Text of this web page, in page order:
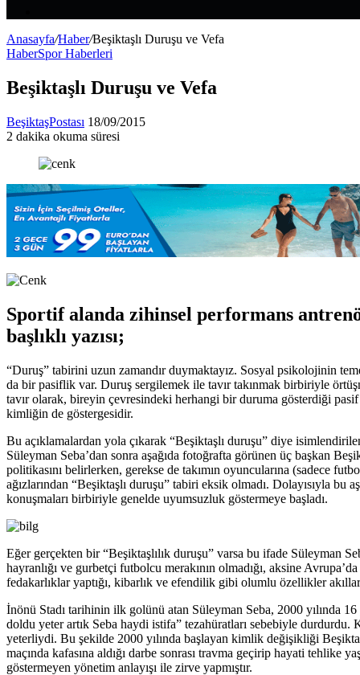
Anasayfa/Haber/Beşiktaşlı Duruşu ve Vefa
HaberSpor Haberleri
Beşiktaşlı Duruşu ve Vefa
BeşiktaşPostası Bir
e-
18/09/2015
2 dakika okuma süresi
Sportif alanda zihinsel performans
başlıklı yazısı;
“Duruş” tabirini uzun zamandır duymaktayız. Sosyal psikolojinin
da bir pasiflik var. Duruş sergilemek ile tavır takınmak birbiriyle
tavır olarak, bireyin çevresindeki herhangi bir duruma gösterdiği
kimliğin de göstergesidir.
Bu açıklamalardan yola çıkarak “Beşiktaşlı duruşu” diye
Süleyman Seba’dan sonra aşağıda fotoğrafta görünen üç başkan
politikasını belirlerken, gerekse de takımın oyuncularına (sadece
ağızlarından “Beşiktaşlı duruşu” tabiri eksik olmadı. Dolayısıyla
konuşmaları birbiriyle genelde uyumsuzluk göstermeye başladı.
Eğer gerçekten bir “Beşiktaşlılık duruşu” varsa bu ifade Süleyman
hayranlığı ve gurbetçi futbolcu merakının olmadığı, aksine
fedakarlıklar yaptığı, kibarlık ve efendilik gibi olumlu özellikler
İnönü Stadı tarihinin ilk golünü atan Süleyman Seba, 2000 yılında
doldu yeter artık Seba haydi istifa” tezahüratları sebebiyle
yeterliydi. Bu şekilde 2000 yılında başlayan kimlik değişikliği
maçında kafasına aldığı darbe sonrası travma geçirip hayati tehlike
göstermeyen yönetim anlayışı ile zirve yapmıştır.